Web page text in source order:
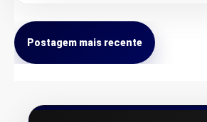
Postagem mais recente